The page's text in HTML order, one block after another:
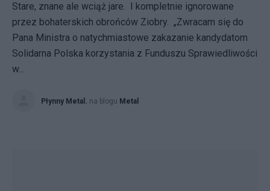
Stare, znane ale wciąż jare. I kompletnie ignorowane
przez bohaterskich obrońców Ziobry. „Zwracam się do
Pana Ministra o natychmiastowe zakazanie kandydatom
Solidarna Polska korzystania z Funduszu Sprawiedliwości
w...
Płynny Metal. na blogu Metal